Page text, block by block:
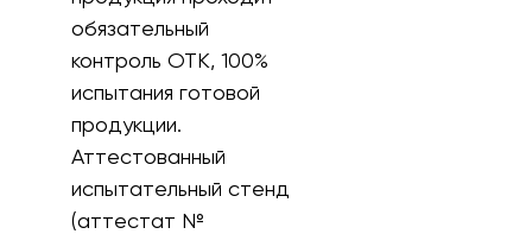
обязательный
контроль ОТК, 100%
испытания готовой
продукции.
Аттестованный
испытательный стенд
(аттестат №